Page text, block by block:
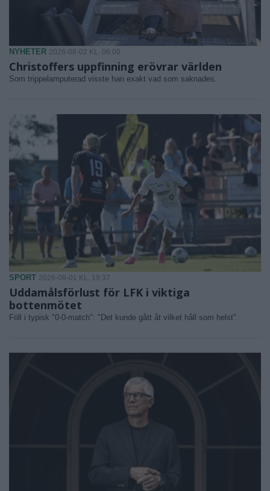
NYHETER 2026-08-02 KL. 06:00
Christoffers uppfinning erövrar världen
Som trippelamputerad visste han exakt vad som saknades.
SPORT 2026-08-01 KL. 19:37
Uddamålsförlust för LFK i viktiga
bottenmötet
Föll i typisk "0-0-match": "Det kunde gått åt vilket håll som helst".